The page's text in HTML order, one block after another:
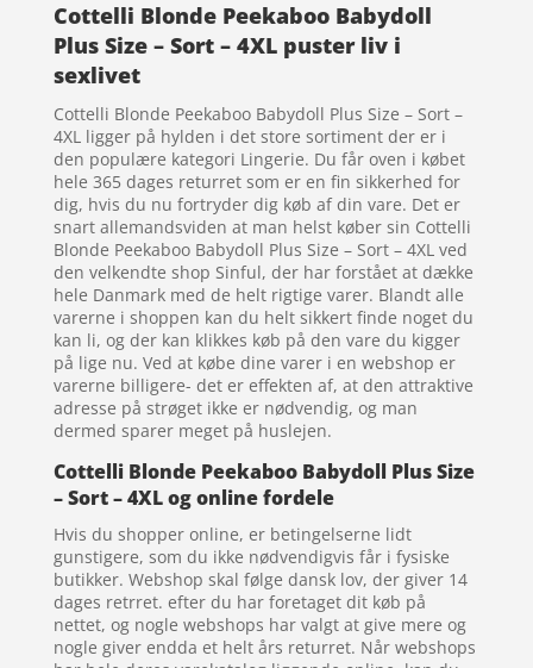
Cottelli Blonde Peekaboo Babydoll
Plus Size – Sort – 4XL puster liv i
sexlivet
Cottelli Blonde Peekaboo Babydoll Plus Size – Sort –
4XL ligger på hylden i det store sortiment der er i
den populære kategori Lingerie. Du får oven i købet
hele 365 dages returret som er en fin sikkerhed for
dig, hvis du nu fortryder dig køb af din vare. Det er
snart allemandsviden at man helst køber sin Cottelli
Blonde Peekaboo Babydoll Plus Size – Sort – 4XL ved
den velkendte shop Sinful, der har forstået at dække
hele Danmark med de helt rigtige varer. Blandt alle
varerne i shoppen kan du helt sikkert finde noget du
kan li, og der kan klikkes køb på den vare du kigger
på lige nu. Ved at købe dine varer i en webshop er
varerne billigere- det er effekten af, at den attraktive
adresse på strøget ikke er nødvendig, og man
dermed sparer meget på huslejen.
Cottelli Blonde Peekaboo Babydoll Plus Size
– Sort – 4XL og online fordele
Hvis du shopper online, er betingelserne lidt
gunstigere, som du ikke nødvendigvis får i fysiske
butikker. Webshop skal følge dansk lov, der giver 14
dages retrret. efter du har foretaget dit køb på
nettet, og nogle webshops har valgt at give mere og
nogle giver endda et helt års returret. Når webshops